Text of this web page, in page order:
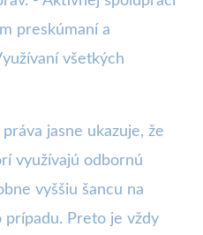
preskúmaní a
všetkých
jasne ukazuje, že
využívajú odbornú
vyššiu šancu na
prípadu. Preto je vždy